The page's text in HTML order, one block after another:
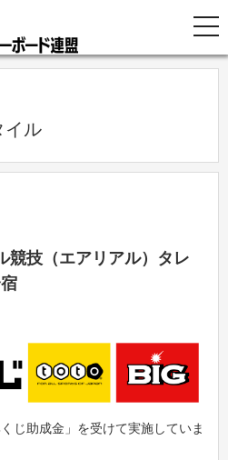
リースタイル
競技（エアリアル）タレ
じ助成金」を受けて実施していま